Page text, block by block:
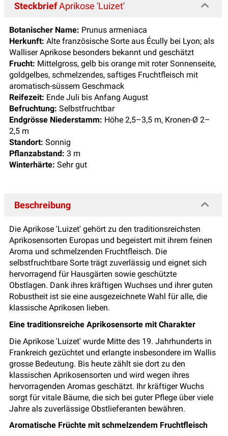
SteckbriefAprikose 'Luizet'
Botanischer Name: Prunus armeniaca
Herkunft: Alte französische Sorte aus Écully bei Lyon; als
Walliser Aprikose besonders bekannt und geschätzt
Frucht: Mittelgross, gelb bis orange mit roter Sonnenseite,
goldgelbes, schmelzendes, saftiges Fruchtfleisch mit
aromatisch-süssem Geschmack
Reifezeit: Ende Juli bis Anfang August
Befruchtung: Selbstfruchtbar
Endgrösse Niederstamm: Höhe 2,5–3,5 m, Kronen-Ø 2–
2,5 m
Standort: Sonnig
Pflanzabstand: 3 m
Winterhärte: Sehr gut
Beschreibung
Die Aprikose 'Luizet' gehört zu den traditionsreichsten
Aprikosensorten Europas und begeistert mit ihrem feinen
Aroma und schmelzenden Fruchtfleisch. Die
selbstfruchtbare Sorte trägt zuverlässig und eignet sich
hervorragend für Hausgärten sowie geschützte
Obstlagen. Dank ihres kräftigen Wuchses und ihrer guten
Robustheit ist sie eine ausgezeichnete Wahl für alle, die
klassische Aprikosen lieben.
Eine traditionsreiche Aprikosensorte mit Charakter
Die Aprikose 'Luizet' wurde Mitte des 19. Jahrhunderts in
Frankreich gezüchtet und erlangte insbesondere im Wallis
grosse Bedeutung. Bis heute zählt sie dort zu den
klassischen Aprikosensorten und wird wegen ihres
hervorragenden Aromas geschätzt. Ihr kräftiger Wuchs
sorgt für vitale Bäume, die sich bei guter Pflege über viele
Jahre als zuverlässige Obstlieferanten bewähren.
Aromatische Früchte mit schmelzendem Fruchtfleisch